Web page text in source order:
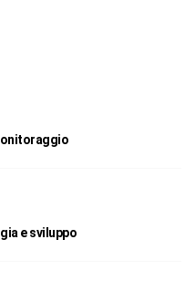
e sviluppo